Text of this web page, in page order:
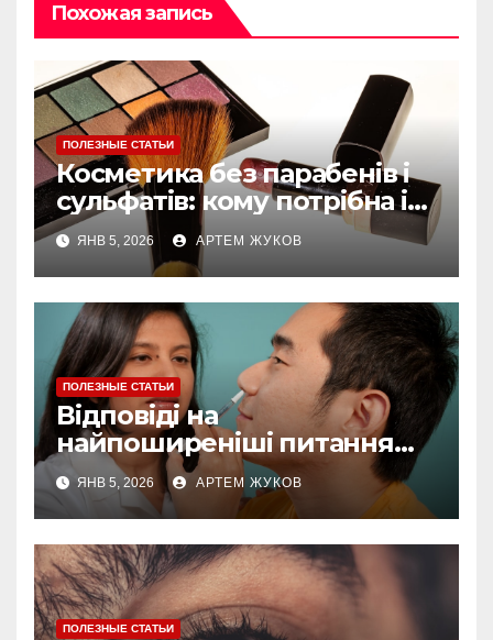
Похожая запись
ПОЛЕЗНЫЕ СТАТЬИ
Косметика без парабенів і
сульфатів: кому потрібна і
як обирати
ЯНВ 5, 2026 АРТЕМ ЖУКОВ
ПОЛЕЗНЫЕ СТАТЬИ
Відповіді на
найпоширеніші питання
про догляд за губами
ЯНВ 5, 2026 АРТЕМ ЖУКОВ
ПОЛЕЗНЫЕ СТАТЬИ